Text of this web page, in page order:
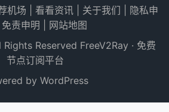
机场 看看资讯| 关于我们
隐私申
免责申明
网站地图
Reserved FreeV2Ray · 免费
节点订阅平台
by WordPress